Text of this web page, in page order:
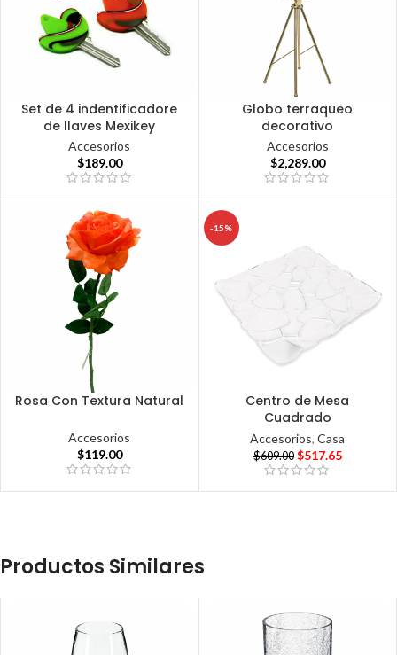
Set de 4 indentificadore
de llaves Mexikey
Accesorios
$189.00
Globo terraqueo
decorativo
Accesorios
$2,289.00
Rosa Con Textura Natural
Accesorios
$119.00
-15%
Centro de Mesa
Cuadrado
Accesorios,Casa
$609.00 $517.65
Productos Similares